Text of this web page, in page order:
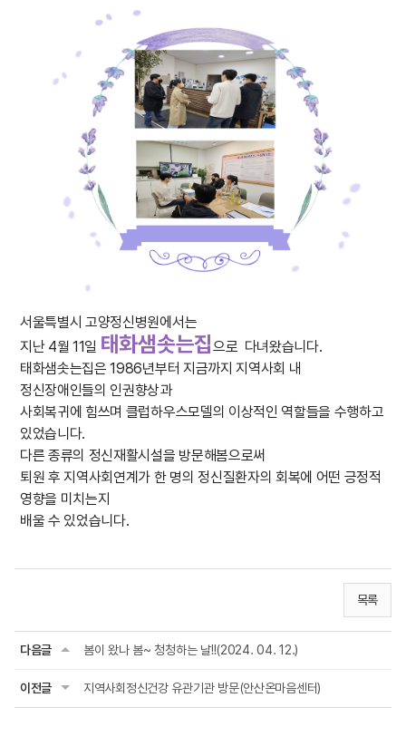
서울특별시 고양정신병원에서는
지난 4월 11일 태화샘솟는집으로 다녀왔습니다.
태화샘솟는집은 1986년부터 지금까지 지역사회 내
정신장애인들의 인권향상과
사회복귀에 힘쓰며 클럽하우스모델의 이상적인 역할들을 수행하고
있었습니다.
다른 종류의 정신재활시설을 방문해봄으로써
퇴원 후 지역사회연계가 한 명의 정신질환자의 회복에 어떤 긍정적
영향을 미치는지
배울 수 있었습니다.
목록
다음글 봄이 왔나 봄~ 청청하는 날!!(2024. 04. 12.)
이전글 지역사회정신건강 유관기관 방문(안산온마음센터)